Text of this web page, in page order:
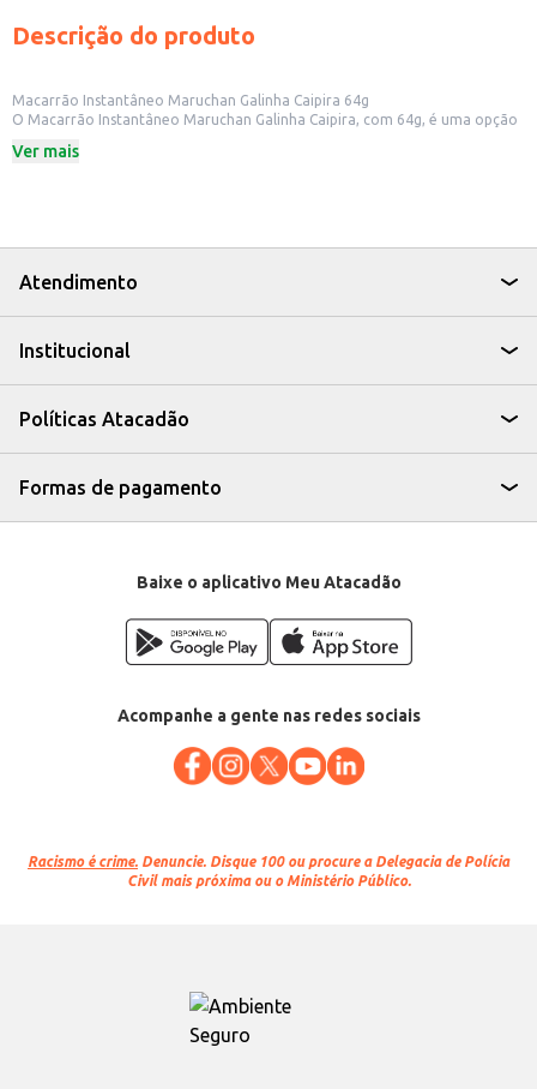
Descrição do produto
Macarrão Instantâneo Maruchan Galinha Caipira 64g
O Macarrão Instantâneo Maruchan Galinha Caipira, com 64g, é uma opção
ter sempre à mão, seja em casa, no escritório ou para revenda em
refeições.
Uma escolha conveniente para quem tem pouco tempo para cozinhar.
Com o Macarrão Instantâneo Maruchan Galinha Caipira, você tem uma
Ver mais
Atendimento
Institucional
Políticas Atacadão
Formas de pagamento
Baixe o aplicativo Meu Atacadão
Acompanhe a gente nas redes sociais
Racismo é crime. Denuncie. Disque 100 ou procure a Delegacia de Polícia
Civil mais próxima ou o Ministério Público.